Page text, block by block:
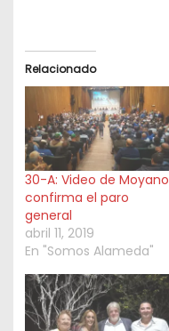
Relacionado
30-A: Video de Moyano
confirma el paro
general
abril 11, 2019
En "Somos Alameda"